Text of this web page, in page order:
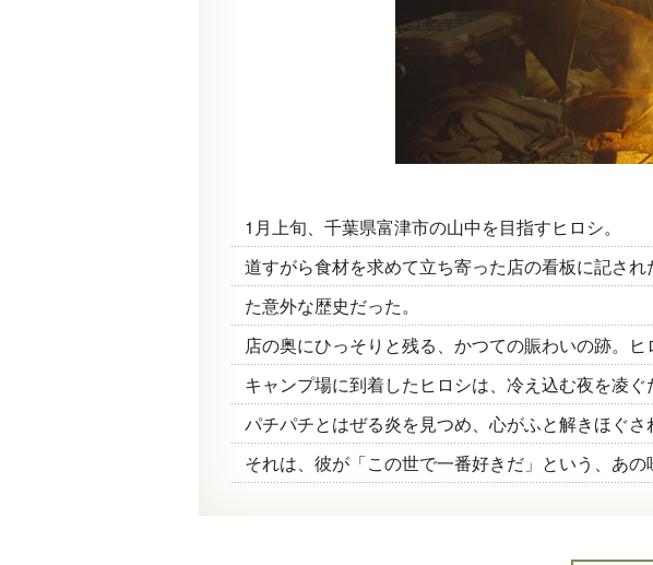
1月上旬、千葉県富津市の山中を目指すヒロシ。
道すがら食材を求めて立ち寄った店の看板に記さ
た意外な歴史だった。
店の奥にひっそりと残る、かつての賑わいの跡。
キャンプ場に到着したヒロシは、冷え込む夜を凌ぐ
パチパチとはぜる炎を見つめ、心がふと解きほぐ
それは、彼が「この世で一番好きだ」という、あ